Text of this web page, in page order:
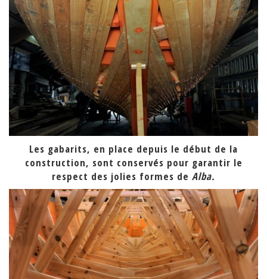
Les gabarits, en place depuis le début de la
construction, sont conservés pour garantir le
respect des jolies formes de Alba.